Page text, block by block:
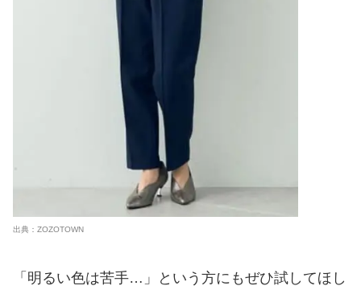
出典：ZOZOTOWN
「明るい色は苦手…」という方にもぜひ試してほし